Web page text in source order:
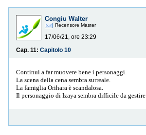
Congiu Walter
Recensore Master
17/06/21, ore 23:29
Cap. 11: Capitolo 10
Continui a far muovere bene i personaggi.
La scena della cena sembra surreale.
La famiglia Orihara è scandalosa.
Il personaggio di Izaya sembra difficile da gestire.